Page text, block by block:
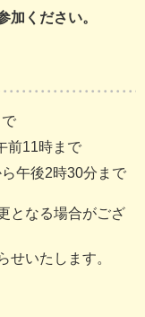
加ください。
前11時まで
午後2時30分まで
となる場合がござ
せいたします。